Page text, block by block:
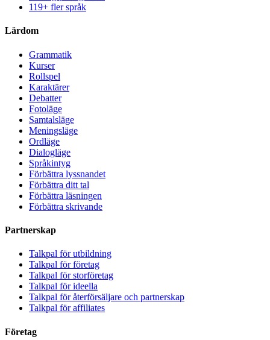
119+ fler språk
Lärdom
Grammatik
Kurser
Rollspel
Karaktärer
Debatter
Fotoläge
Samtalsläge
Meningsläge
Ordläge
Dialogläge
Språkintyg
Förbättra lyssnandet
Förbättra ditt tal
Förbättra läsningen
Förbättra skrivande
Partnerskap
Talkpal för utbildning
Talkpal för företag
Talkpal för storföretag
Talkpal för ideella
Talkpal för återförsäljare och partnerskap
Talkpal för affiliates
Företag